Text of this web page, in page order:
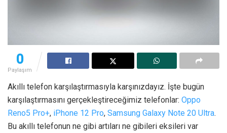
0
Paylaşım
Akıllı telefon karşılaştırmasıyla karşınızdayız. İşte bugün
karşılaştırmasını gerçekleştireceğimiz telefonlar: Oppo
Reno5 Pro+, iPhone 12 Pro, Samsung Galaxy Note 20 Ultra.
Bu akıllı telefonun ne gibi artıları ne gibileri eksileri var